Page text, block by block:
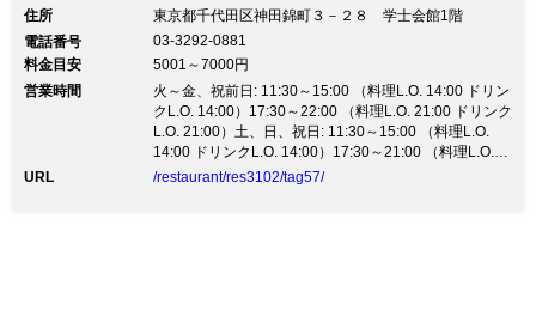
ルに。 【記念日･ご会食】個室予約可【記念日サービ
無料でお入れします。 ※ワイン代別途、要予約※ 【ラ
ンチ】 OLや女子会にも活用下さい！ ビジネスランチや
サーロインステーキのコース等多種ご用意！ 【接待】
経験豊富なスタッフがご相談に乗ります。急にお決まり
のお席ご相談下さい お顔合わせ・忘年会・新年会・歓
送迎会も可 ■忘新年会コース（2016年1月31日（日）ま
で） 〇お一人様5,500円（税込・サ別） ※要予約（4名
住所
東京都千代田区神田錦町３－２８ 学士会館1階
電話番号
03-3292-0881
料金目安
5001～7000円
営業時間
火～金、祝前日: 11:30～15:00 （料理L.O. 14:00 ドリン
クL.O. 14:00）17:30～22:00 （料理L.O. 21:00 ドリンク
L.O. 21:00）土、日、祝日: 11:30～15:00 （料理L.O.
14:00 ドリンクL.O. 14:00）17:30～21:00 （料理L.O.
20:00 ドリンクL.O. 20:00）
URL /restaurant/res3102/tag57/